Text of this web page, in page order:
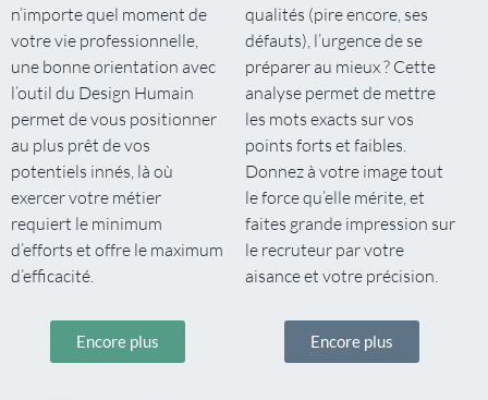
n’importe quel moment de
votre vie professionnelle,
une bonne orientation avec
l’outil du Design Humain
permet de vous positionner
au plus prêt de vos
potentiels innés, là où
exercer votre métier
requiert le minimum
d’efforts et offre le maximum
d’efficacité.
Encore plus
qualités (pire encore, ses
défauts), l’urgence de se
préparer au mieux ? Cette
analyse permet de mettre
les mots exacts sur vos
points forts et faibles.
Donnez à votre image tout
le force qu’elle mérite, et
faites grande impression sur
le recruteur par votre
aisance et votre précision.
Encore plus